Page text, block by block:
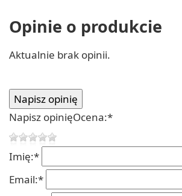
Opinie o produkcie
Aktualnie brak opinii.
Napisz opinięOcena:*
Imię:*
Email:*